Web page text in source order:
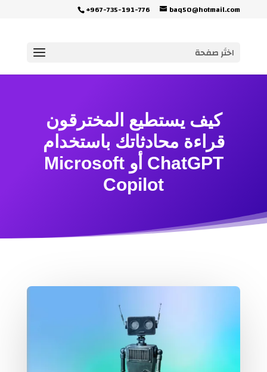
+967-735-191-776 baq50@hotmail.com
اختَر صفحة
كيف يستطيع المخترقون
قراءة محادثاتك باستخدام
ChatGPT أو Microsoft
Copilot